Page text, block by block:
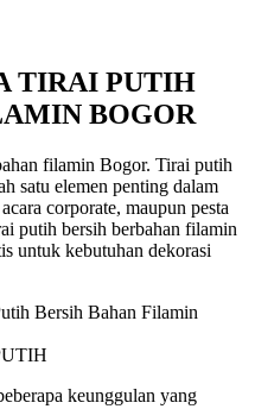
TIRAI PUTIH
BOGOR
filamin Bogor. Tirai putih
satu elemen penting dalam
corporate, maupun pesta
putih bersih berbahan filamin
untuk kebutuhan dekorasi
keunggulan yang